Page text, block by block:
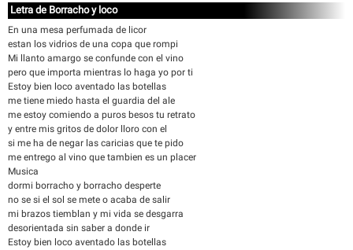
Letra de Borracho y loco
En una mesa perfumada de licor
estan los vidrios de una copa que rompi
Mi llanto amargo se confunde con el vino
pero que importa mientras lo haga yo por ti
Estoy bien loco aventado las botellas
me tiene miedo hasta el guardia del ale
me estoy comiendo a puros besos tu retrato
y entre mis gritos de dolor lloro con el
si me ha de negar las caricias que te pido
me entrego al vino que tambien es un placer
Musica
dormi borracho y borracho desperte
no se si el sol se mete o acaba de salir
mi brazos tiemblan y mi vida se desgarra
desorientada sin saber a donde ir
Estoy bien loco aventado las botellas